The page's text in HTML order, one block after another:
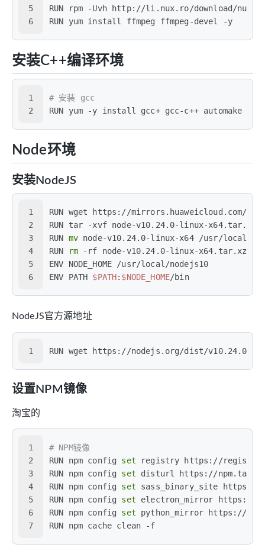
5
6
RUN rpm -Uvh http://li.nux.ro/download/nux/
RUN yum install ffmpeg ffmpeg-devel -y
安装C++编译环境
1
2
# 安装 gcc
RUN yum -y install gcc+ gcc-c++ automake
Node环境
安装NodeJS
1
2
3
4
5
6
RUN wget https://mirrors.huaweicloud.com/
RUN tar -xvf node-v10.24.0-linux-x64.tar.xz
RUN mv node-v10.24.0-linux-x64 /usr/local/
RUN
rm -rf node-v10.24.0-linux-x64.tar.xz
ENV NODE_HOME /usr/local/nodejs10
ENV PATH $PATH: $NODE_HOME/bin
NodeJS官方源地址
1 RUN wget https://nodejs.org/dist/v10.24.0/
设置NPM镜像
淘宝的
1
2
3
4
5
6
7
# NPM镜像
RUN npm config set registry https://
RUN npm config set disturl https://
RUN npm config set sass_binary_site https://
RUN npm config set electron_mirror https://
RUN npm config set python_mirror https://
RUN npm cache clean -f